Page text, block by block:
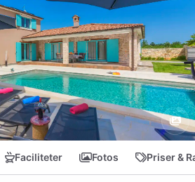
Faciliteter Fotos Priser &